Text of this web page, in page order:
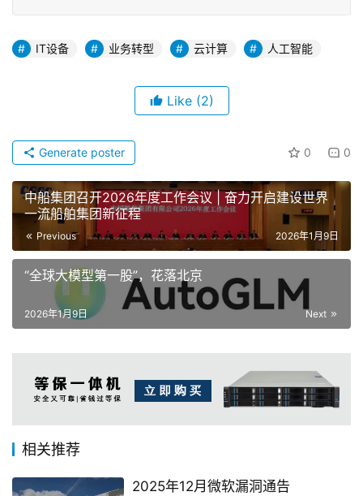
IT设备 业务转型 云计算 人工智能
Like (2)
0 0
Generate poster
中船集团召开2026年度工作会议 | 奋力开启建设世界
一流船舶集团新征程
Previous 2026年1月9日
“全球大模型第一股”，花落北京
Next
2026年1月9日
相关推荐
2025年12月微软漏洞通告